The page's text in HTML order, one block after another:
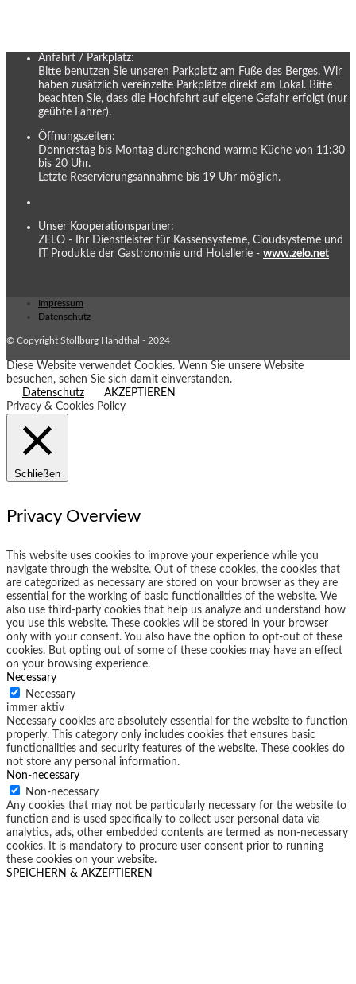
Anfahrt / Parkplatz:
Bitte benutzen Sie unseren Parkplatz am Fuße des Berges. Wir
haben zusätzlich vereinzelte Parkplätze direkt am Lokal. Bitte
beachten Sie, dass die Hochfahrt auf eigene Gefahr erfolgt (nur
geübte Fahrer).
Öffnungszeiten:
Donnerstag bis Montag durchgehend warme Küche von 11:30
bis 20 Uhr.
Letzte Reservierungsannahme bis 19 Uhr möglich.
Unser Kooperationspartner:
ZELO - Ihr Dienstleister für Kassensysteme, Cloudsysteme und
IT Produkte der Gastronomie und Hotellerie - www.zelo.net
Impressum
Datenschutz
© Copyright Stollburg Handthal - 2024
Diese Website verwendet Cookies. Wenn Sie unsere Website
besuchen, sehen Sie sich damit einverstanden.
Datenschutz
AKZEPTIEREN
Privacy & Cookies Policy
Schließen
Privacy Overview
This website uses cookies to improve your experience while you
navigate through the website. Out of these cookies, the cookies that
are categorized as necessary are stored on your browser as they are
essential for the working of basic functionalities of the website. We
also use third-party cookies that help us analyze and understand how
you use this website. These cookies will be stored in your browser
only with your consent. You also have the option to opt-out of these
cookies. But opting out of some of these cookies may have an effect
on your browsing experience.
Necessary
Necessary
immer aktiv
Necessary cookies are absolutely essential for the website to function
properly. This category only includes cookies that ensures basic
functionalities and security features of the website. These cookies do
not store any personal information.
Non-necessary
Non-necessary
Any cookies that may not be particularly necessary for the website to
function and is used specifically to collect user personal data via
analytics, ads, other embedded contents are termed as non-necessary
cookies. It is mandatory to procure user consent prior to running
these cookies on your website.
SPEICHERN & AKZEPTIEREN